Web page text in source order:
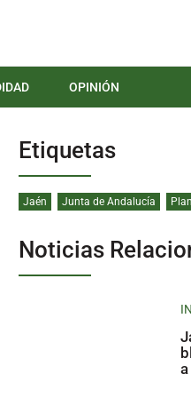
OPINIÓN
Etiquetas
Jaén Junta de Andalucía
Noticias